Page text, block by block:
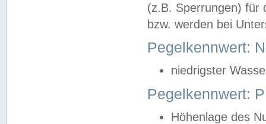
(z.B. Sperrungen) für
bzw. werden bei
Pegelkennwert:
niedrigster
Pegelkennwert:
Höhenlage des